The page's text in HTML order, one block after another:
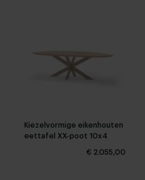
Kiezelvormige eikenhouten
eettafel XX-poot 10x4
€ 2.055,00